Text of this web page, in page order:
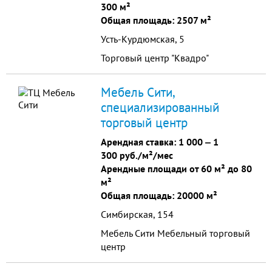
300 м²
Общая площадь: 2507 м²
Усть-Курдюмская, 5
Торговый центр "Квадро"
Мебель Сити,
специализированный
торговый центр
Арендная ставка: 1 000 ‒ 1
300 руб./м²/мес
Арендные площади от 60 м² до 80
м²
Общая площадь: 20000 м²
Симбирская, 154
Мебель Сити Мебельный торговый
центр